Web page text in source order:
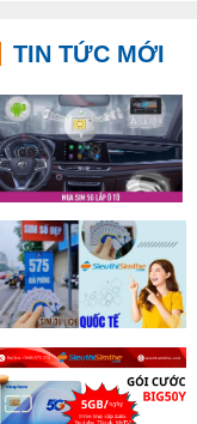
TIN TỨC MỚI